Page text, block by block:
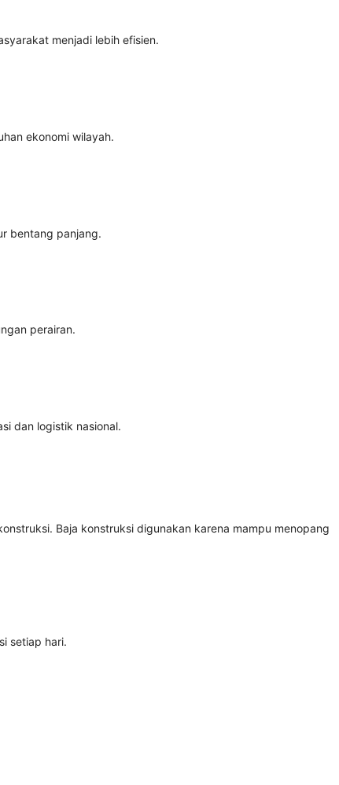
menjadi lebih efisien.
ekonomi wilayah.
bentang panjang.
perairan.
dan logistik nasional.
Baja konstruksi digunakan karena mampu menopang
setiap hari.